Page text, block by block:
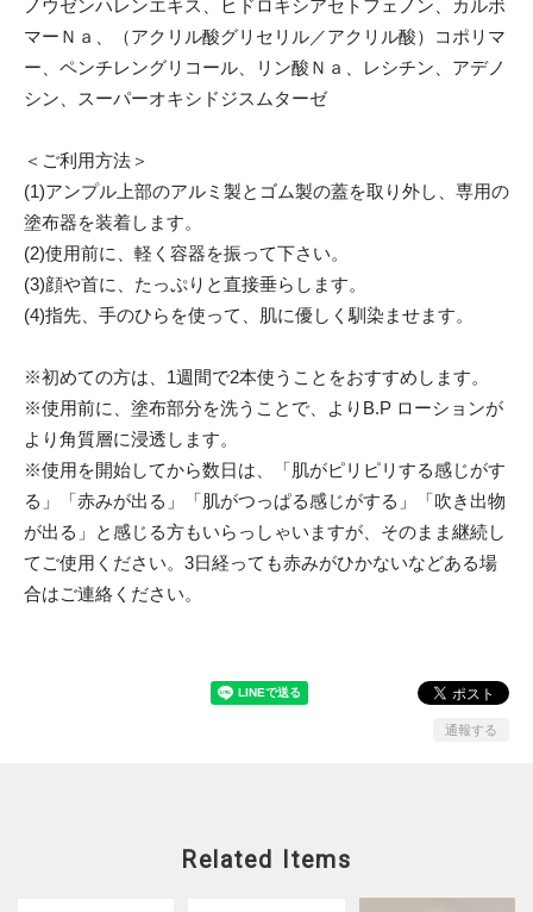
ノウゼンハレンエキス、ヒドロキシアセトフェノン、カルボ
マーＮａ、（アクリル酸グリセリル／アクリル酸）コポリマ
ー、ペンチレングリコール、リン酸Ｎａ、レシチン、アデノ
シン、スーパーオキシドジスムターゼ
＜ご利用方法＞
(1)アンプル上部のアルミ製とゴム製の蓋を取り外し、専用の
塗布器を装着します。
(2)使用前に、軽く容器を振って下さい。
(3)顔や首に、たっぷりと直接垂らします。
(4)指先、手のひらを使って、肌に優しく馴染ませます。
※初めての方は、1週間で2本使うことをおすすめします。
※使用前に、塗布部分を洗うことで、よりB.P ローションが
より角質層に浸透します。
※使用を開始してから数日は、「肌がピリピリする感じがす
る」「赤みが出る」「肌がつっぱる感じがする」「吹き出物
が出る」と感じる方もいらっしゃいますが、そのまま継続し
てご使用ください。3日経っても赤みがひかないなどある場
合はご連絡ください。
通報する
Related Items